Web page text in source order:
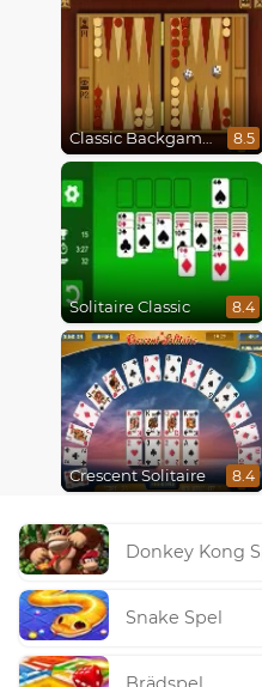
Classic Backgammon 8.5
Solitaire Classic 8.4
Crescent Solitaire 8.4
Donkey Kong
Snake Spel